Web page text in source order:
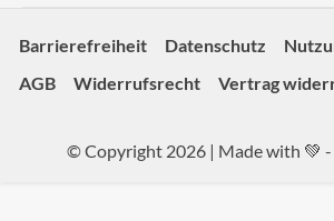
Barrierefreiheit Datenschutz
AGB
Widerrufsrecht Vertrag
© Copyright 2026 | Made with 💚 -